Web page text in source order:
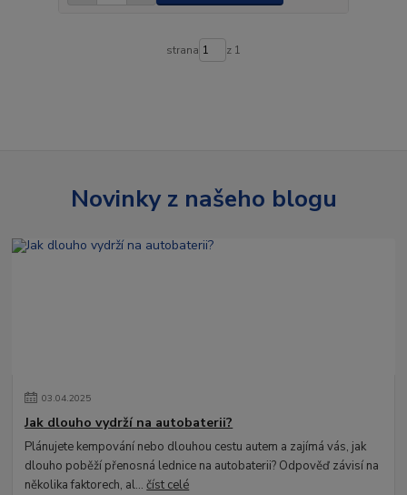
strana z 1
Novinky z našeho blogu
03.04.2025
Jak dlouho vydrží na autobaterii?
Plánujete kempování nebo dlouhou cestu autem a zajímá vás, jak
dlouho poběží přenosná lednice na autobaterii? Odpověď závisí na
několika faktorech, al...číst celé